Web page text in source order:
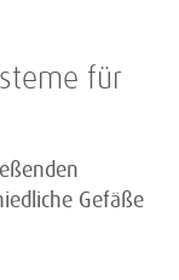
für
Gefäße